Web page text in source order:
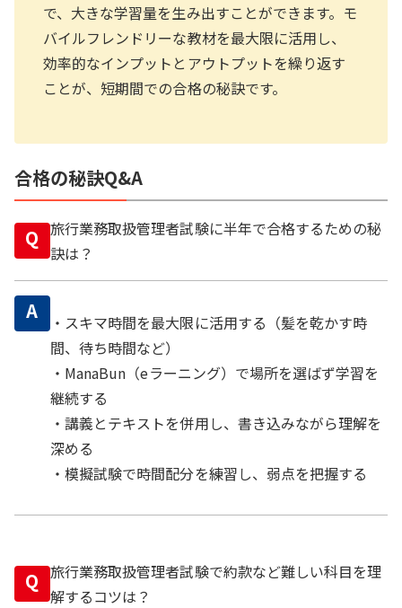
で、大きな学習量を生み出すことができます。モ
バイルフレンドリーな教材を最大限に活用し、
効率的なインプットとアウトプットを繰り返す
ことが、短期間での合格の秘訣です。
合格の秘訣Q&A
Q 旅行業務取扱管理者試験に半年で合格するための秘
訣は？
A
・スキマ時間を最大限に活用する（髪を乾かす時
間、待ち時間など）
・ManaBun（eラーニング）で場所を選ばず学習を
継続する
・講義とテキストを併用し、書き込みながら理解を
深める
・模擬試験で時間配分を練習し、弱点を把握する
Q 旅行業務取扱管理者試験で約款など難しい科目を理
解するコツは？